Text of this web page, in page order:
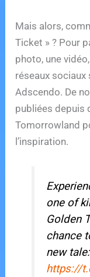
Mais alors,
Ticket » ? Pour
photo, une
réseaux sociaux
Adscendo. De
publiées depuis
Tomorrowland
l’inspiration.
one of
Golden
chance
new
https://